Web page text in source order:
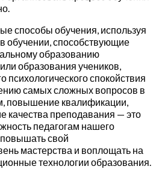
способы обучения, используя
обучении, способствующие
образованию
образования учеников,
психологического спокойствия
самых сложных вопросов в
повышение квалификации,
качества преподавания — это
педагогам нашего
свой
мастерства и воплощать на
технологии образования.